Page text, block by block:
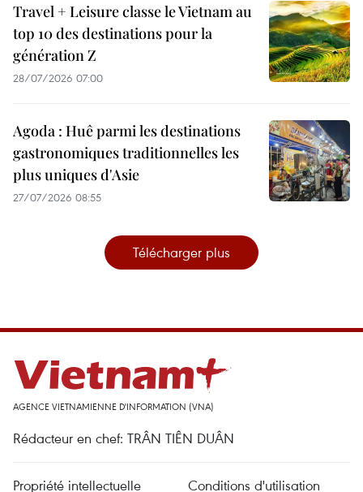
Travel + Leisure classe le Vietnam au
top 10 des destinations pour la
génération Z
28/07/2026 07:00
Agoda : Huê parmi les destinations
gastronomiques traditionnelles les
plus uniques d'Asie
27/07/2026 08:55
Télécharger plus
AGENCE VIETNAMIENNE D'INFORMATION (VNA)
Rédacteur en chef: TRÂN TIÊN DUÂN
Propriété intellectuelle Conditions d'utilisation